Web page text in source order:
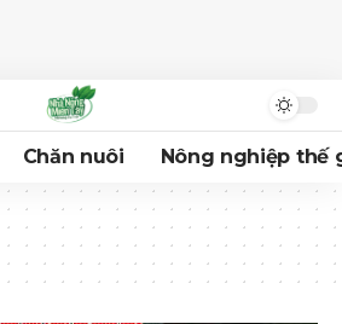
Chăn nuôi Nông nghiệp thế